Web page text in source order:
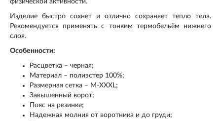
физической активности.
Изделие быстро сохнет и отлично сохраняет тепло тела.
Рекомендуется применять с тонким термобельём нижнего
слоя.
Особенности:
Расцветка – черная;
Материал – полиэстер 100%;
Размерная сетка – M-XXXL;
Завышенный ворот;
Пояс на резинке;
Надежная молния от воротника и до груди;